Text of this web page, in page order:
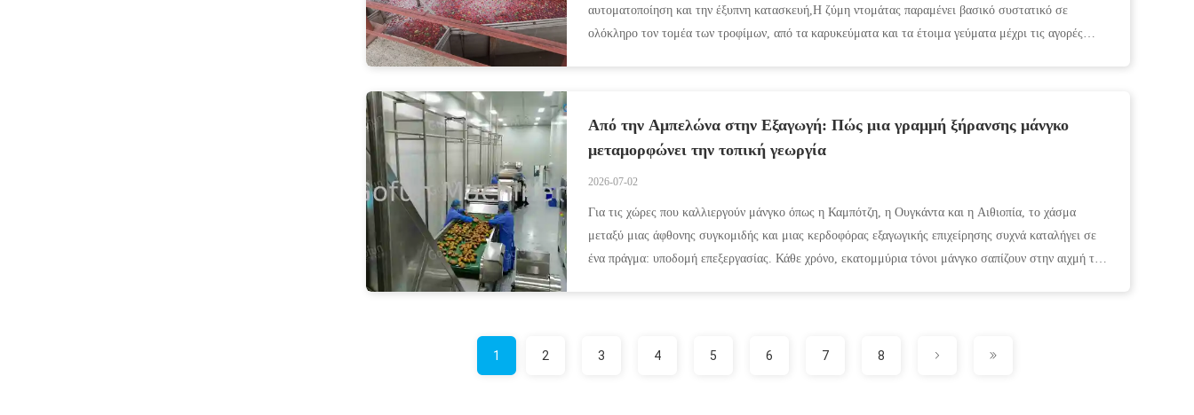
αυτοματοποίηση και την έξυπνη κατασκευή,Η ζύμη ντομάτας παραμένει βασικό συστατικό σε
ολόκληρο τον τομέα των τροφίμων, από τα καρυκεύματα και τα έτοιμα γεύματα μέχρι τις αγορές
Από την Αμπελώνα στην Εξαγωγή: Πώς μια γραμμή ξήρανσης μάνγκο
μεταμορφώνει την τοπική γεωργία
2026-07-02
Για τις χώρες που καλλιεργούν μάνγκο όπως η Καμπότζη, η Ουγκάντα ​​και η Αιθιοπία, το χάσμα
μεταξύ μιας άφθονης συγκομιδής και μιας κερδοφόρας εξαγωγικής επιχείρησης συχνά καταλήγει σε
ένα πράγμα: υποδομή επεξεργασίας. Κάθε χρόνο, εκατομμύρια τόνοι μάνγκο σαπίζουν στην αιχμή της
1 2 3 4 5 6 7 8